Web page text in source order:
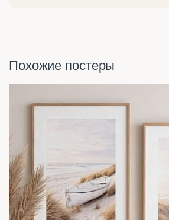
Похожие постеры